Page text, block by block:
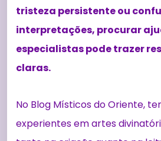
tristeza persistente ou
interpretações, procurar
especialistas pode trazer
claras.
No Blog Místicos do Oriente,
experientes em artes